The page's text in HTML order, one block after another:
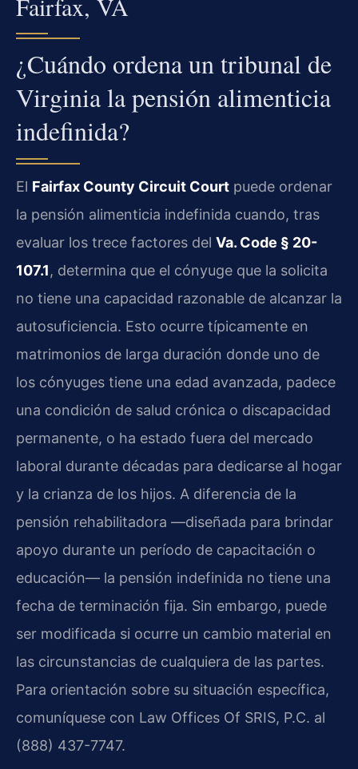
¿Cuándo ordena un tribunal de
Virginia la pensión alimenticia
indefinida?
El Fairfax County Circuit Court puede ordenar
la pensión alimenticia indefinida cuando, tras
evaluar los trece factores del Va. Code § 20-
107.1, determina que el cónyuge que la solicita
no tiene una capacidad razonable de alcanzar la
autosuficiencia. Esto ocurre típicamente en
matrimonios de larga duración donde uno de
los cónyuges tiene una edad avanzada, padece
una condición de salud crónica o discapacidad
permanente, o ha estado fuera del mercado
laboral durante décadas para dedicarse al hogar
y la crianza de los hijos. A diferencia de la
pensión rehabilitadora —diseñada para brindar
apoyo durante un período de capacitación o
educación— la pensión indefinida no tiene una
fecha de terminación fija. Sin embargo, puede
ser modificada si ocurre un cambio material en
las circunstancias de cualquiera de las partes.
Para orientación sobre su situación específica,
comuníquese con Law Offices Of SRIS, P.C. al
(888) 437-7747.